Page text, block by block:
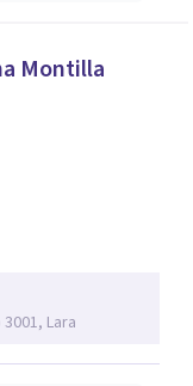
Montilla
Lara